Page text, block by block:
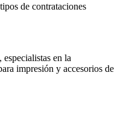
de contrataciones
en la
impresión y accesorios de